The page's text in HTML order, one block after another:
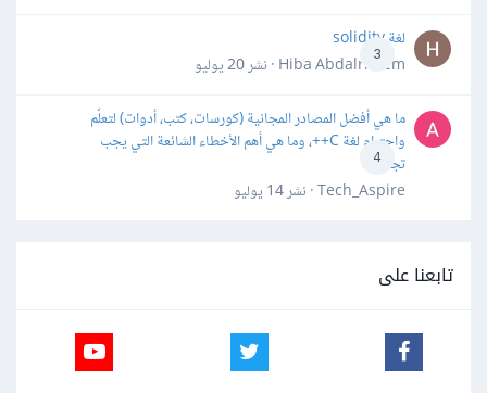
3
لغة solidity
Hiba Abdalrheem · نشر
20 يوليو
4
ما هي أفضل المصادر المجانية (كورسات، كتب، أدوات) لتعلّم
واحترام لغة C++، وما هي أهم الأخطاء الشائعة التي يجب
تجنبها؟
Tech_Aspire · نشر
14 يوليو
تابعنا على